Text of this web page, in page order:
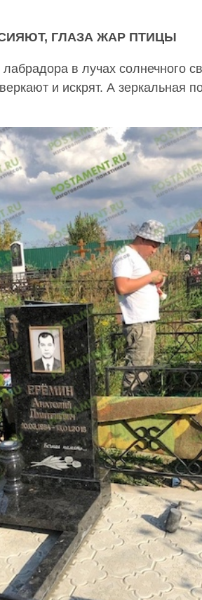
ГЛАЗА ЖАР ПТИЦЫ
в лучах солнечного
и искрят. А зеркальная